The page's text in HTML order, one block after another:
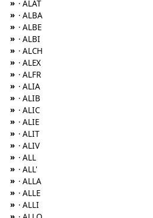
» · ALAT
» · ALBA
» · ALBE
» · ALBI
» · ALCH
» · ALEX
» · ALFR
» · ALIA
» · ALIB
» · ALIC
» · ALIE
» · ALIT
» · ALIV
» · ALL
» · ALL'
» · ALLA
» · ALLE
» · ALLI